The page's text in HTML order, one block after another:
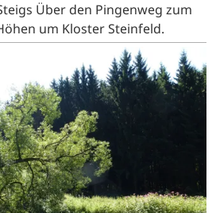
Über den Pingenweg zum
um Kloster Steinfeld.